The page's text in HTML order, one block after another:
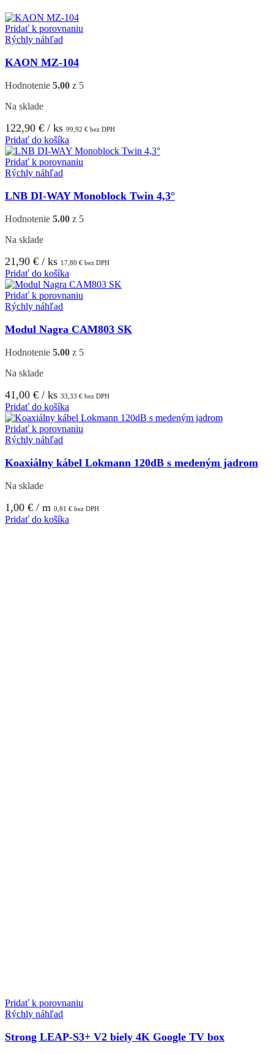
Pridať k porovnaniu
Rýchly náhľad
KAON MZ-104
Hodnotenie 5.00 z 5
Na sklade
122,90 € / ks 99,92 € bez DPH
Pridať do košíka
Pridať k porovnaniu
Rýchly náhľad
LNB DI-WAY Monoblock Twin 4,3°
Hodnotenie 5.00 z 5
Na sklade
21,90 € / ks 17,80 € bez DPH
Pridať do košíka
Pridať k porovnaniu
Rýchly náhľad
Modul Nagra CAM803 SK
Hodnotenie 5.00 z 5
Na sklade
41,00 € / ks 33,33 € bez DPH
Pridať do košíka
Pridať k porovnaniu
Rýchly náhľad
Koaxiálny kábel Lokmann 120dB s medeným jadrom
Na sklade
1,00 € / m 0,81 € bez DPH
Pridať do košíka
Pridať k porovnaniu
Rýchly náhľad
Strong LEAP-S3+ V2 biely 4K Google TV box